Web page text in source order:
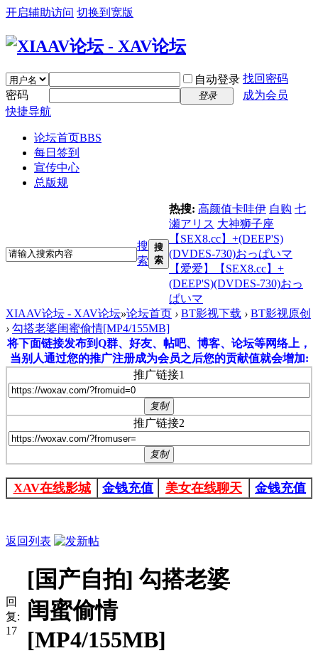
开启辅助访问 切换到宽版
自动登录 找回密码
密码
登录
成为会员
快捷导航
论坛首页BBS
每日签到
宣传中心
总版规
搜
索
搜
索
热搜: 高颜值卡哇伊 自购 七
瀬アリス 大神狮子座
【SEX8.cc】+(DEEP'S)
(DVDES-730)おっぱいマ
【爱爱】【SEX8.cc】+
(DEEP'S)(DVDES-730)おっ
ぱいマ
XIAAV论坛 - XAV论坛»论坛首页 › BT影视下载 › BT影视原创
› 勾搭老婆闺蜜偷情[MP4/155MB]
将下面链接发布到Q群、好友、帖吧、博客、论坛等网络上，
当别人通过您的推广注册成为会员之后您的贡献值就会增加:
推广链接1
复制
推广链接2
复制
XAV在线影城 金钱充值 美女在线聊天 金钱充值
返回列表
回
复:
17
[国产自拍]勾搭老婆
闺蜜偷情
[MP4/155MB]